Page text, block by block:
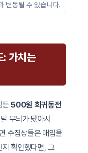
변동될 수 있습니다.
가치는
든500원 희귀동전
무늬가 닳아서
수집상들은 매입을
확인했다면, 그